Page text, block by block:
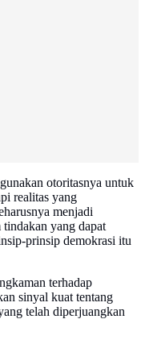
otoritasnya untuk
realitas yang
menjadi
yang dapat
prinsip demokrasi itu
terhadap
sinyal kuat tentang
telah diperjuangkan